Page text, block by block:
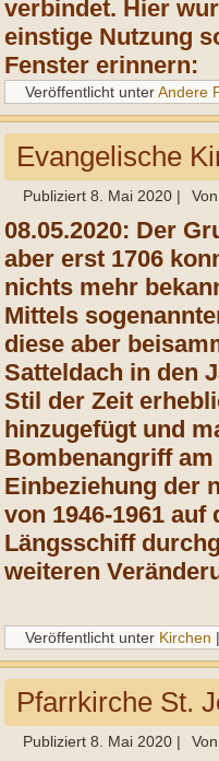
verbindet. Hier
einstige Nutzung
Fenster erinnern:
Veröffentlicht unterAndere
Evangelische
Publiziert 8. Mai 2020 | Von
08.05.2020: Der
aber erst 1706
nichts mehr
Mittels
diese aber
Satteldach in den
Stil der Zeit
hinzugefügt und
Bombenangriff
Einbeziehung der
von 1946-1961
Längsschiff
weiteren
Veröffentlicht unter Kirchen |
Pfarrkirche St.
Publiziert 8. Mai 2020 | Von